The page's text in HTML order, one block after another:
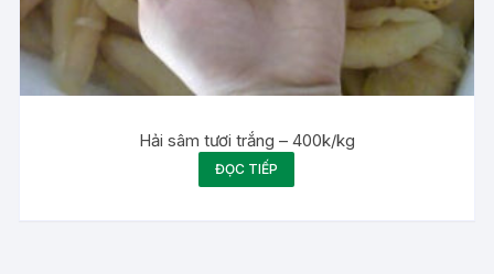
Hải sâm tươi trắng – 400k/kg
ĐỌC TIẾP